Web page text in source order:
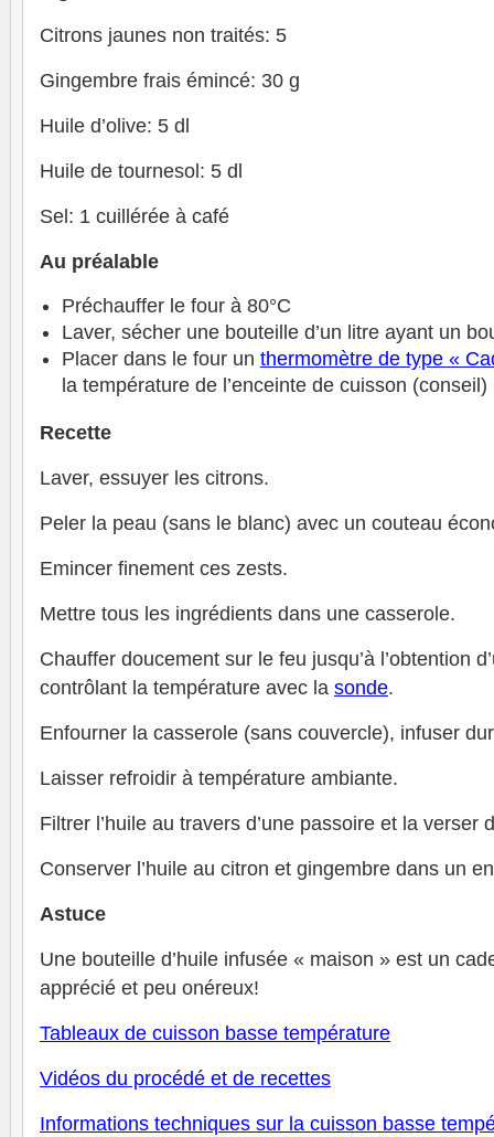
Citrons jaunes non traités: 5
Gingembre frais émincé: 30 g
Huile d’olive: 5 dl
Huile de tournesol: 5 dl
Sel: 1 cuillérée à café
Au préalable
Préchauffer le four à 80°C
Laver, sécher une bouteille d’un litre ayant un
Placer dans le four un thermomètre de type «
la température de l’enceinte de cuisson (conseil)
Recette
Laver, essuyer les citrons.
Peler la peau (sans le blanc) avec un couteau
Emincer finement ces zests.
Mettre tous les ingrédients dans une casserole.
Chauffer doucement sur le feu jusqu’à l’obtention
contrôlant la température avec la sonde.
Enfourner la casserole (sans couvercle), infuser
Laisser refroidir à température ambiante.
Filtrer l’huile au travers d’une passoire et la verser
Conserver l’huile au citron et gingembre dans un
Astuce
Une bouteille d’huile infusée « maison » est un
apprécié et peu onéreux!
Tableaux de cuisson basse température
Vidéos du procédé et de recettes
Informations techniques sur la cuisson basse